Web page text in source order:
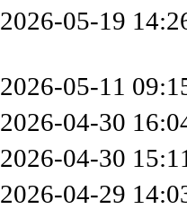
2026-05-19
2026-05-11
2026-04-30
2026-04-30 15:11
2026-04-29